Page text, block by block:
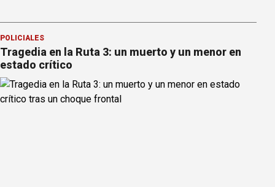
POLICIALES
Tragedia en la Ruta 3: un muerto y un menor en
estado crítico